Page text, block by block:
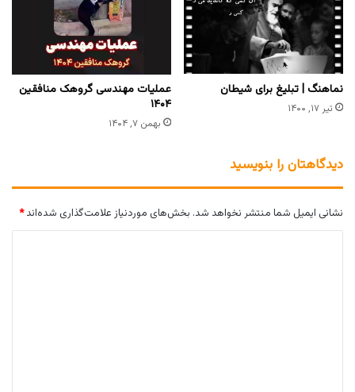
نماهنگ | تبلیغ برای شیطان
تیر ۱۷, ۱۴۰۰
عملیات مهندسی گروهک منافقین
۱۴۰۴
بهمن ۷, ۱۴۰۴
دیدگاهتان را بنویسید
نشانی ایمیل شما منتشر نخواهد شد. بخش‌های موردنیاز علامت‌گذاری شده‌اند*